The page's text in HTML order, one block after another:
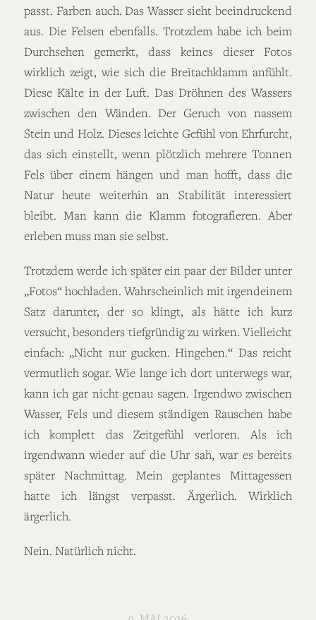
passt. Farben auch. Das Wasser sieht beeindruckend
aus. Die Felsen ebenfalls. Trotzdem habe ich beim
Durchsehen gemerkt, dass keines dieser Fotos
wirklich zeigt, wie sich die Breitachklamm anfühlt.
Diese Kälte in der Luft. Das Dröhnen des Wassers
zwischen den Wänden. Der Geruch von nassem
Stein und Holz. Dieses leichte Gefühl von Ehrfurcht,
das sich einstellt, wenn plötzlich mehrere Tonnen
Fels über einem hängen und man hofft, dass die
Natur heute weiterhin an Stabilität interessiert
bleibt. Man kann die Klamm fotografieren. Aber
erleben muss man sie selbst.
Trotzdem werde ich später ein paar der Bilder unter
„Fotos“ hochladen. Wahrscheinlich mit irgendeinem
Satz darunter, der so klingt, als hätte ich kurz
versucht, besonders tiefgründig zu wirken. Vielleicht
einfach: „Nicht nur gucken. Hingehen.“ Das reicht
vermutlich sogar. Wie lange ich dort unterwegs war,
kann ich gar nicht genau sagen. Irgendwo zwischen
Wasser, Fels und diesem ständigen Rauschen habe
ich komplett das Zeitgefühl verloren. Als ich
irgendwann wieder auf die Uhr sah, war es bereits
später Nachmittag. Mein geplantes Mittagessen
hatte ich längst verpasst. Ärgerlich. Wirklich
ärgerlich.
Nein. Natürlich nicht.